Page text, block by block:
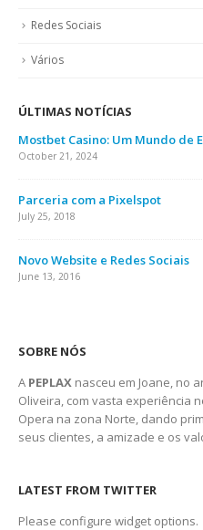
Redes Sociais
Vários
ÚLTIMAS NOTÍCIAS
Mostbet Casino: Um Mundo de
October 21, 2024
Parceria com a Pixelspot
July 25, 2018
Novo Website e Redes Sociais
June 13, 2016
SOBRE NÓS
A PEPLAX nasceu em Joane, no
Oliveira, com vasta experiência
Opera na zona Norte, dando
seus clientes, a amizade e os
LATEST FROM TWITTER
Please configure widget options.